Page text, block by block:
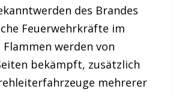
des Brandes
Feuerwehrkräfte im
Flammen werden von
bekämpft, zusätzlich
mehrerer